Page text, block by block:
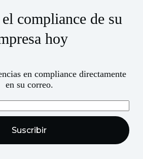
compliance de su
hoy
en compliance directamente
en su correo.
Suscribir